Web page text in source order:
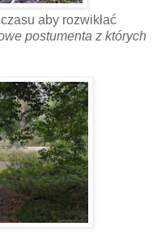
aby rozwikłać
postumenta z których